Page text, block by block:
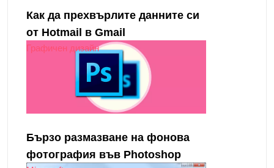
Как да прехвърлите данните си
от Hotmail в Gmail
Графичен дизайн
Бързо размазване на фонова
фотография във Photoshop